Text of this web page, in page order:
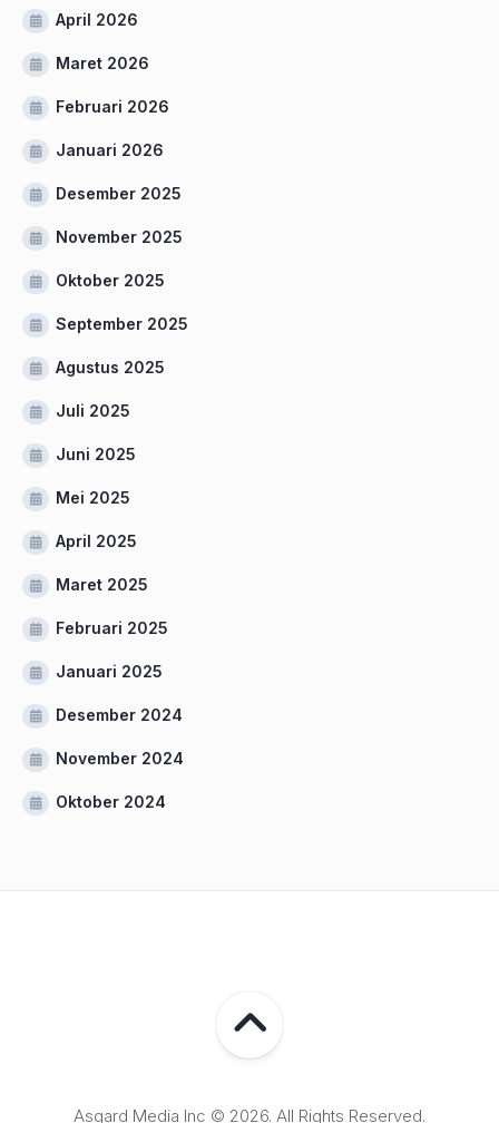
April 2026
Maret 2026
Februari 2026
Januari 2026
Desember 2025
November 2025
Oktober 2025
September 2025
Agustus 2025
Juli 2025
Juni 2025
Mei 2025
April 2025
Maret 2025
Februari 2025
Januari 2025
Desember 2024
November 2024
Oktober 2024
Asgard Media Inc © 2026. All Rights Reserved.